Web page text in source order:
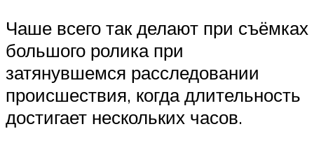
Чаше всего так делают при съёмках
большого ролика при
затянувшемся расследовании
происшествия, когда длительность
достигает нескольких часов.